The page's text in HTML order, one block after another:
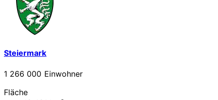
Steiermark
1 266 000 Einwohner
Fläche